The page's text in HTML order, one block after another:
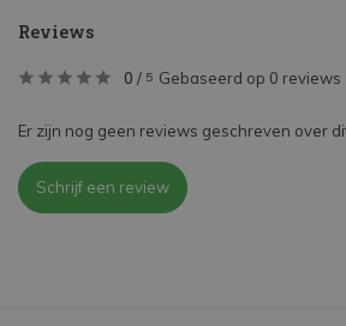
Reviews
0 / 5 Gebaseerd op 0 reviews
Er zijn nog geen reviews geschreven over
Schrijf een review